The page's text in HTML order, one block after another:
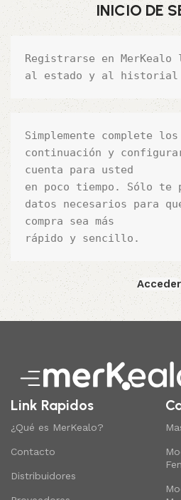
INICIO DE
Registrarse en
al estado y al historial
Simplemente complete los
continuación y
cuenta para usted
en poco tiempo. Sólo te
datos necesarios para
compra sea más
rápido y sencillo.
Acceder
Link Rapidos
¿Qué es MerKealo?
Contacto
Distribuidores